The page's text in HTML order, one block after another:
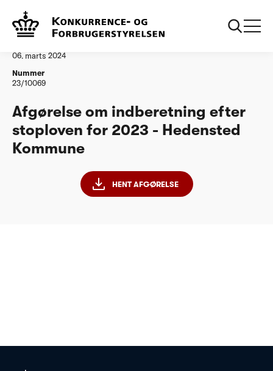
Vandtilsyn
06. marts 2024
Nummer
23/10069
Afgørelse om indberetning efter
stoploven for 2023 - Hedensted
Kommune
HENT AFGØRELSE